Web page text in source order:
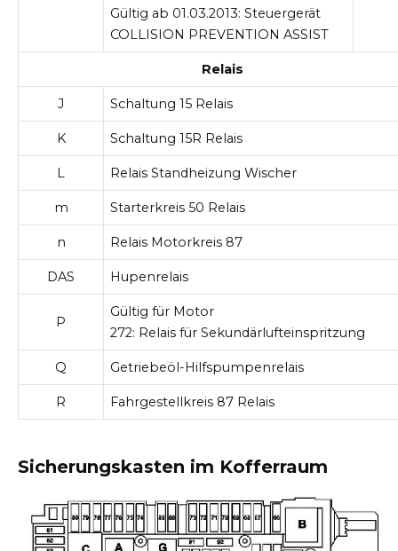
Gültig ab 01.03.2013: Steuergerät
COLLISION PREVENTION ASSIST
Relais
J Schaltung 15 Relais
K Schaltung 15R Relais
L Relais Standheizung Wischer
m Starterkreis 50 Relais
n Relais Motorkreis 87
DAS Hupenrelais
P
Gültig für Motor
272: Relaisfür Sekundärlufteinspritzung
Q Getriebeöl-Hilfspumpenrelais
R Fahrgestellkreis 87 Relais
Sicherungskasten im Kofferraum